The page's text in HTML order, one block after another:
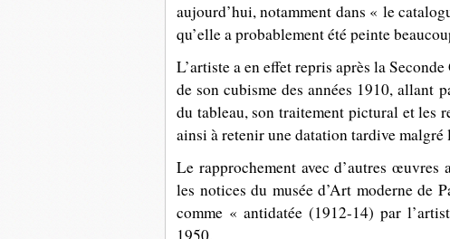
aujourd’hui, notamment dans « le
qu’elle a probablement été peinte
L’artiste a en effet repris après la
de son cubisme des années 1910, allant
du tableau, son traitement pictural et les
ainsi à retenir une datation tardive
Le rapprochement avec d’autres œuvres
les notices du musée d’Art moderne de
comme « antidatée (1912-14) par